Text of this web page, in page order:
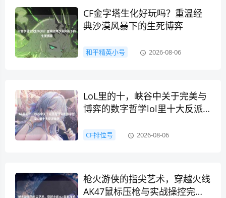
CF金字塔生化好玩吗？重温经
典沙漠风暴下的生死博弈
和平精英小号 2026-08-06
LoL里的十，峡谷中关于完美与
博弈的数字哲学lol里十大反派
CF排位号 2026-08-06
枪火游侠的指尖艺术，穿越火线
AK47鼠标压枪与实战操控完全